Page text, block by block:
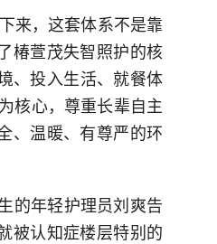
来，这套体系不是靠
椿萱茂失智照护的核
、投入生活、就餐体
核心，尊重长辈自主
、温暖、有尊严的环
的年轻护理员刘爽告
被认知症楼层特别的